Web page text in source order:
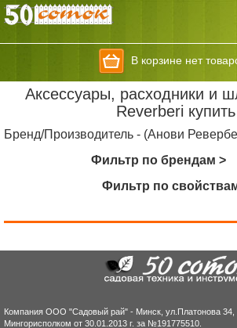
В корзине нет
Аксесcуары, расходники и
Reverberi купить
Бренд/Производитель - (Анови
Фильтр по брендам >
Фильтр по
Компания ООО "Садовый рай" - Минск, ул.Платонова 34,
Мингорисполком от 30.01.2013 г. за №191775510.